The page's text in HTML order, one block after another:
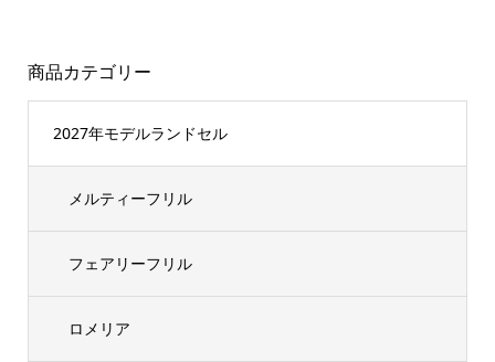
商品カテゴリー
2027年モデルランドセル
メルティーフリル
フェアリーフリル
ロメリア